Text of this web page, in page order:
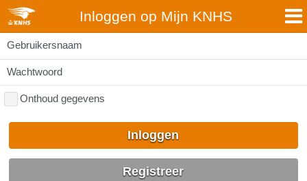
Inloggen op Mijn KNHS
Gebruikersnaam
Wachtwoord
Onthoud gegevens
Inloggen
Registreer